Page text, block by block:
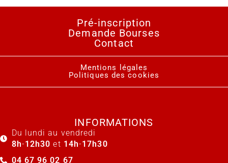
INFORMATIONS
Du lundi au vendredi
8h-12h30et 14h-17h30
04 67 96 02 67
Pré-inscription
Demande Bourses
Contact
Mentions légales
Politiques des cookies